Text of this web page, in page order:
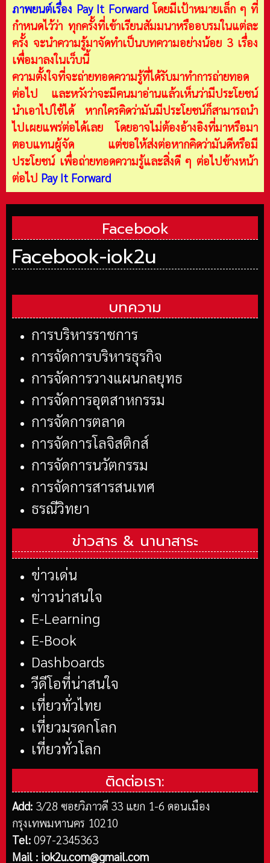
ภาพยนต์เรื่อง Pay It Forward โดยมีเป้าหมายเล็ก ๆ ที่
กำหนดไว้ว่า ทุกครั้งที่เข้าเรียนสัมมนาหรืออบรมในแต่ละ
ครั้ง จะนำความรู้มาจัดทำเป็นบทความอย่างน้อย 3 เรื่อง
เพื่อมาลงในเว็บนี้
ความตั้งใจที่จะถ่ายทอดความรู้ที่ได้รับมาทำการถ่ายทอด
ต่อไป และหวังว่าจะมีคนมาอ่านแล้วเห็นว่ามีประโยชน์
นำเอาไปใช้ได้ หากใครคิดว่ามันมีประโยชน์ก็สามารถนำ
ไปเผยแพร่ต่อได้เลย โดยอาจไม่ต้องอ้างอิงที่มาหรือมา
ตอบแทนผู้จัด แต่ขอให้ส่งต่อหากคิดว่ามันดีหรือมี
ประโยชน์ เพื่อถ่ายทอดความรู้และสิ่งดี ๆ ต่อไปข้างหน้า
ต่อไป Pay It Forward
Facebook
Facebook-iok2u
บทความ
การบริหารราชการ
การจัดการบริหารธุรกิจ
การจัดการวางแผนกลยุทธ
การจัดการอุตสาหกรรม
การจัดการตลาด
การจัดการโลจิสติกส์
การจัดการนวัตกรรม
การจัดการสารสนเทศ
ธรณีวิทยา
ข่าวสาร & นานาสาระ
ข่าวเด่น
ข่าวน่าสนใจ
E-Learning
E-Book
Dashboards
วีดีโอที่น่าสนใจ
เที่ยวทั่วไทย
เที่ยวมรดกโลก
เที่ยวทั่วโลก
ติดต่อเรา:
Add: 3/28 ซอยวิภาวดี 33 แยก 1-6 ดอนเมือง
กรุงเทพมหานคร 10210
Tel: 097-2345363
Mail : iok2u.com@gmail.com